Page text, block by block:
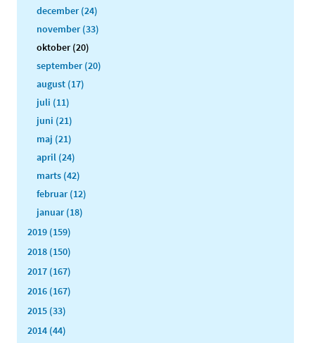
december (24)
november (33)
oktober (20)
september (20)
august (17)
juli (11)
juni (21)
maj (21)
april (24)
marts (42)
februar (12)
januar (18)
2019 (159)
2018 (150)
2017 (167)
2016 (167)
2015 (33)
2014 (44)